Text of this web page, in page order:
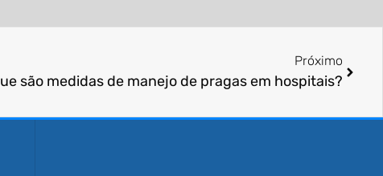
Próximo
são medidas de manejo de pragas em hospitais?